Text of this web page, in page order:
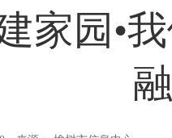
家园•